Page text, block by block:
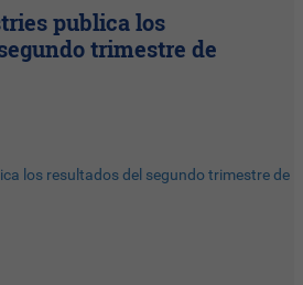
publica los
trimestre de